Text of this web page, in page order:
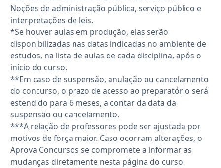
Noções de administração pública, serviço público e
interpretações de leis.
*Se houver aulas em produção, elas serão
disponibilizadas nas datas indicadas no ambiente de
estudos, na lista de aulas de cada disciplina, após o
início do curso.
**Em caso de suspensão, anulação ou cancelamento
do concurso, o prazo de acesso ao preparatório será
estendido para 6 meses, a contar da data da
suspensão ou cancelamento.
***A relação de professores pode ser ajustada por
motivos de força maior. Caso ocorram alterações, o
Aprova Concursos se compromete a informar as
mudanças diretamente nesta página do curso.